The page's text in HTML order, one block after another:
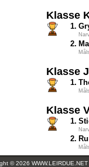
Klasse
1.
2.
Klasse J
1.
Klasse
1.
2.
© 2026